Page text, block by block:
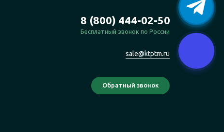
8 (800) 444-02-50
Бесплатный звонок по России
sale@ktptm.ru